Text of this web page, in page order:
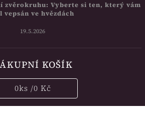
zvěrokruhu: Vyberte si ten, který vám
vepsán ve hvězdách
19.5.2026
KOŠÍK
0ks /0 Kč